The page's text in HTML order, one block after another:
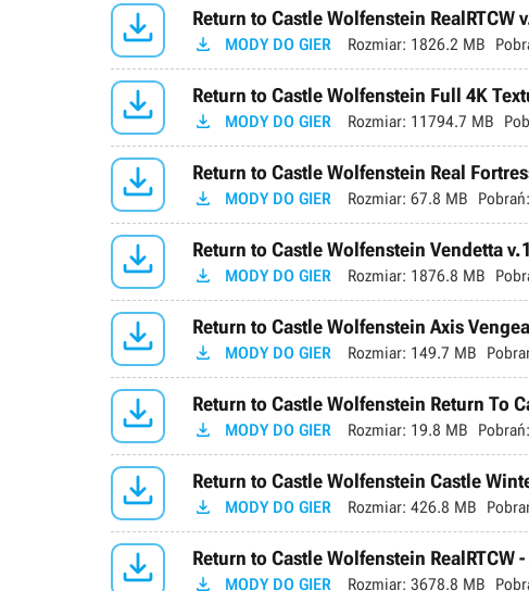
 Return to Castle Wolfenstein RealRTCW
 MODY DO GIER Rozmiar: 1826.2 MB
 Return to Castle Wolfenstein Full 4K
 MODY DO GIER Rozmiar: 11794.7 MB
 Return to Castle Wolfenstein Real
 MODY DO GIER Rozmiar: 67.8 MB Pobrań:
 Return to Castle Wolfenstein Vendetta
 MODY DO GIER Rozmiar: 1876.8 MB
 Return to Castle Wolfenstein Axis
 MODY DO GIER Rozmiar: 149.7 MB
 Return to Castle Wolfenstein Return To
 MODY DO GIER Rozmiar: 19.8 MB Pobrań:
 Return to Castle Wolfenstein Castle
 MODY DO GIER Rozmiar: 426.8 MB
 Return to Castle Wolfenstein RealRTCW
 MODY DO GIER Rozmiar: 3678.8 MB